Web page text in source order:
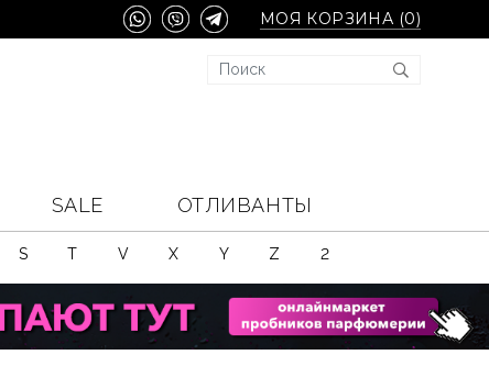
МОЯ КОРЗИНА (0)
SALE ОТЛИВАНТЫ
S T V X Y Z 2